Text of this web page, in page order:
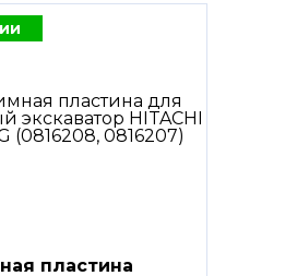
пластина